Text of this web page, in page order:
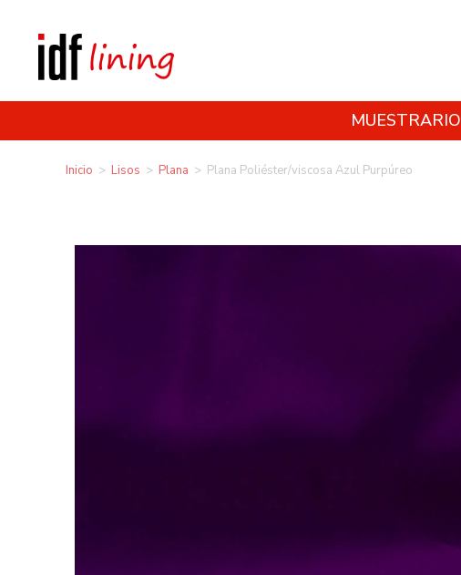
MUESTRARIO
Inicio > Lisos > Plana > Plana Poliéster/viscosa Azul Purpúreo